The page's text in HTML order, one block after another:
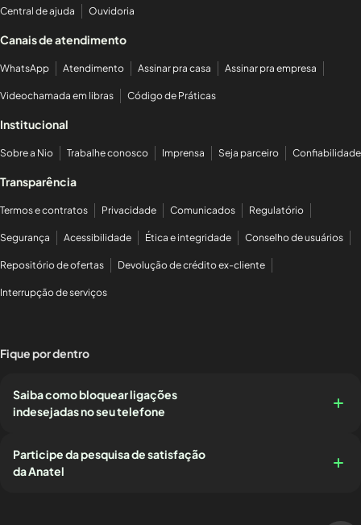
Central de ajuda Ouvidoria
Canais de atendimento
WhatsApp Atendimento Assinar pra casa Assinar pra empresa
Videochamada em libras Código de Práticas
Institucional
Sobre a Nio Trabalhe conosco Imprensa Seja parceiro Confiabilidade
Transparência
Termos e contratos Privacidade Comunicados Regulatório
Segurança Acessibilidade Ética e integridade Conselho de usuários
Repositório de ofertas Devolução de crédito ex-cliente
Interrupção de serviços
Fique por dentro
Saiba como bloquear ligações
indesejadas no seu telefone
Participe da pesquisa de satisfação
da Anatel